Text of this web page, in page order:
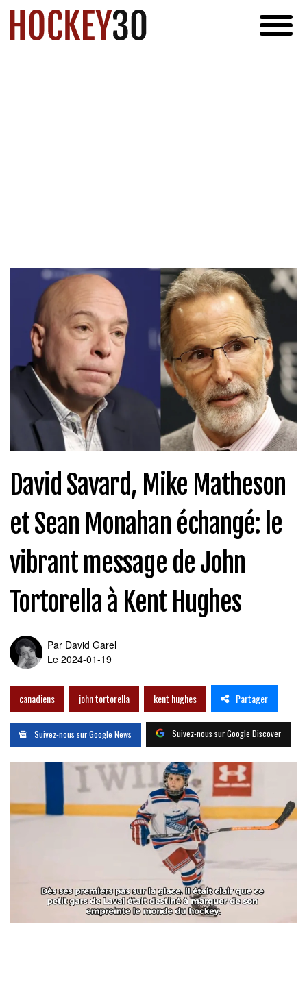
David Savard, Mike Matheson
et Sean Monahan échangé: le
vibrant message de John
Tortorella à Kent Hughes
Par David Garel
Le 2024-01-19
canadiens john tortorella kent hughes Partager
Suivez-nous sur Google News Suivez-nous sur Google Discover